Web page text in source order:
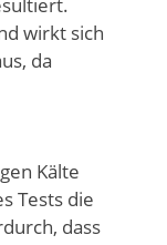
wirkt sich
da
Kälte
Tests die
dass